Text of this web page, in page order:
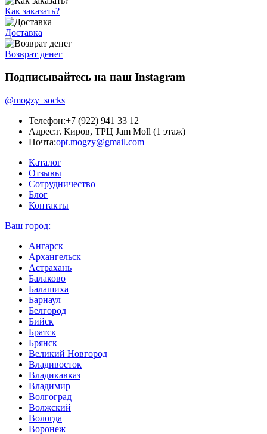
Как заказать?
Доставка
Возврат денег
Подписывайтесь на наш Instagram
@mogzy_socks
Телефон:+7 (922) 941 33 12
Адрес:г. Киров, ТРЦ Jam Moll (1 этаж)
Почта:opt.mogzy@gmail.com
Каталог
Отзывы
Сотрудничество
Блог
Контакты
Ваш город:
Ангарск
Архангельск
Астрахань
Балаково
Балашиха
Барнаул
Белгород
Бийск
Братск
Брянск
Великий Новгород
Владивосток
Владикавказ
Владимир
Волгоград
Волжский
Вологда
Воронеж